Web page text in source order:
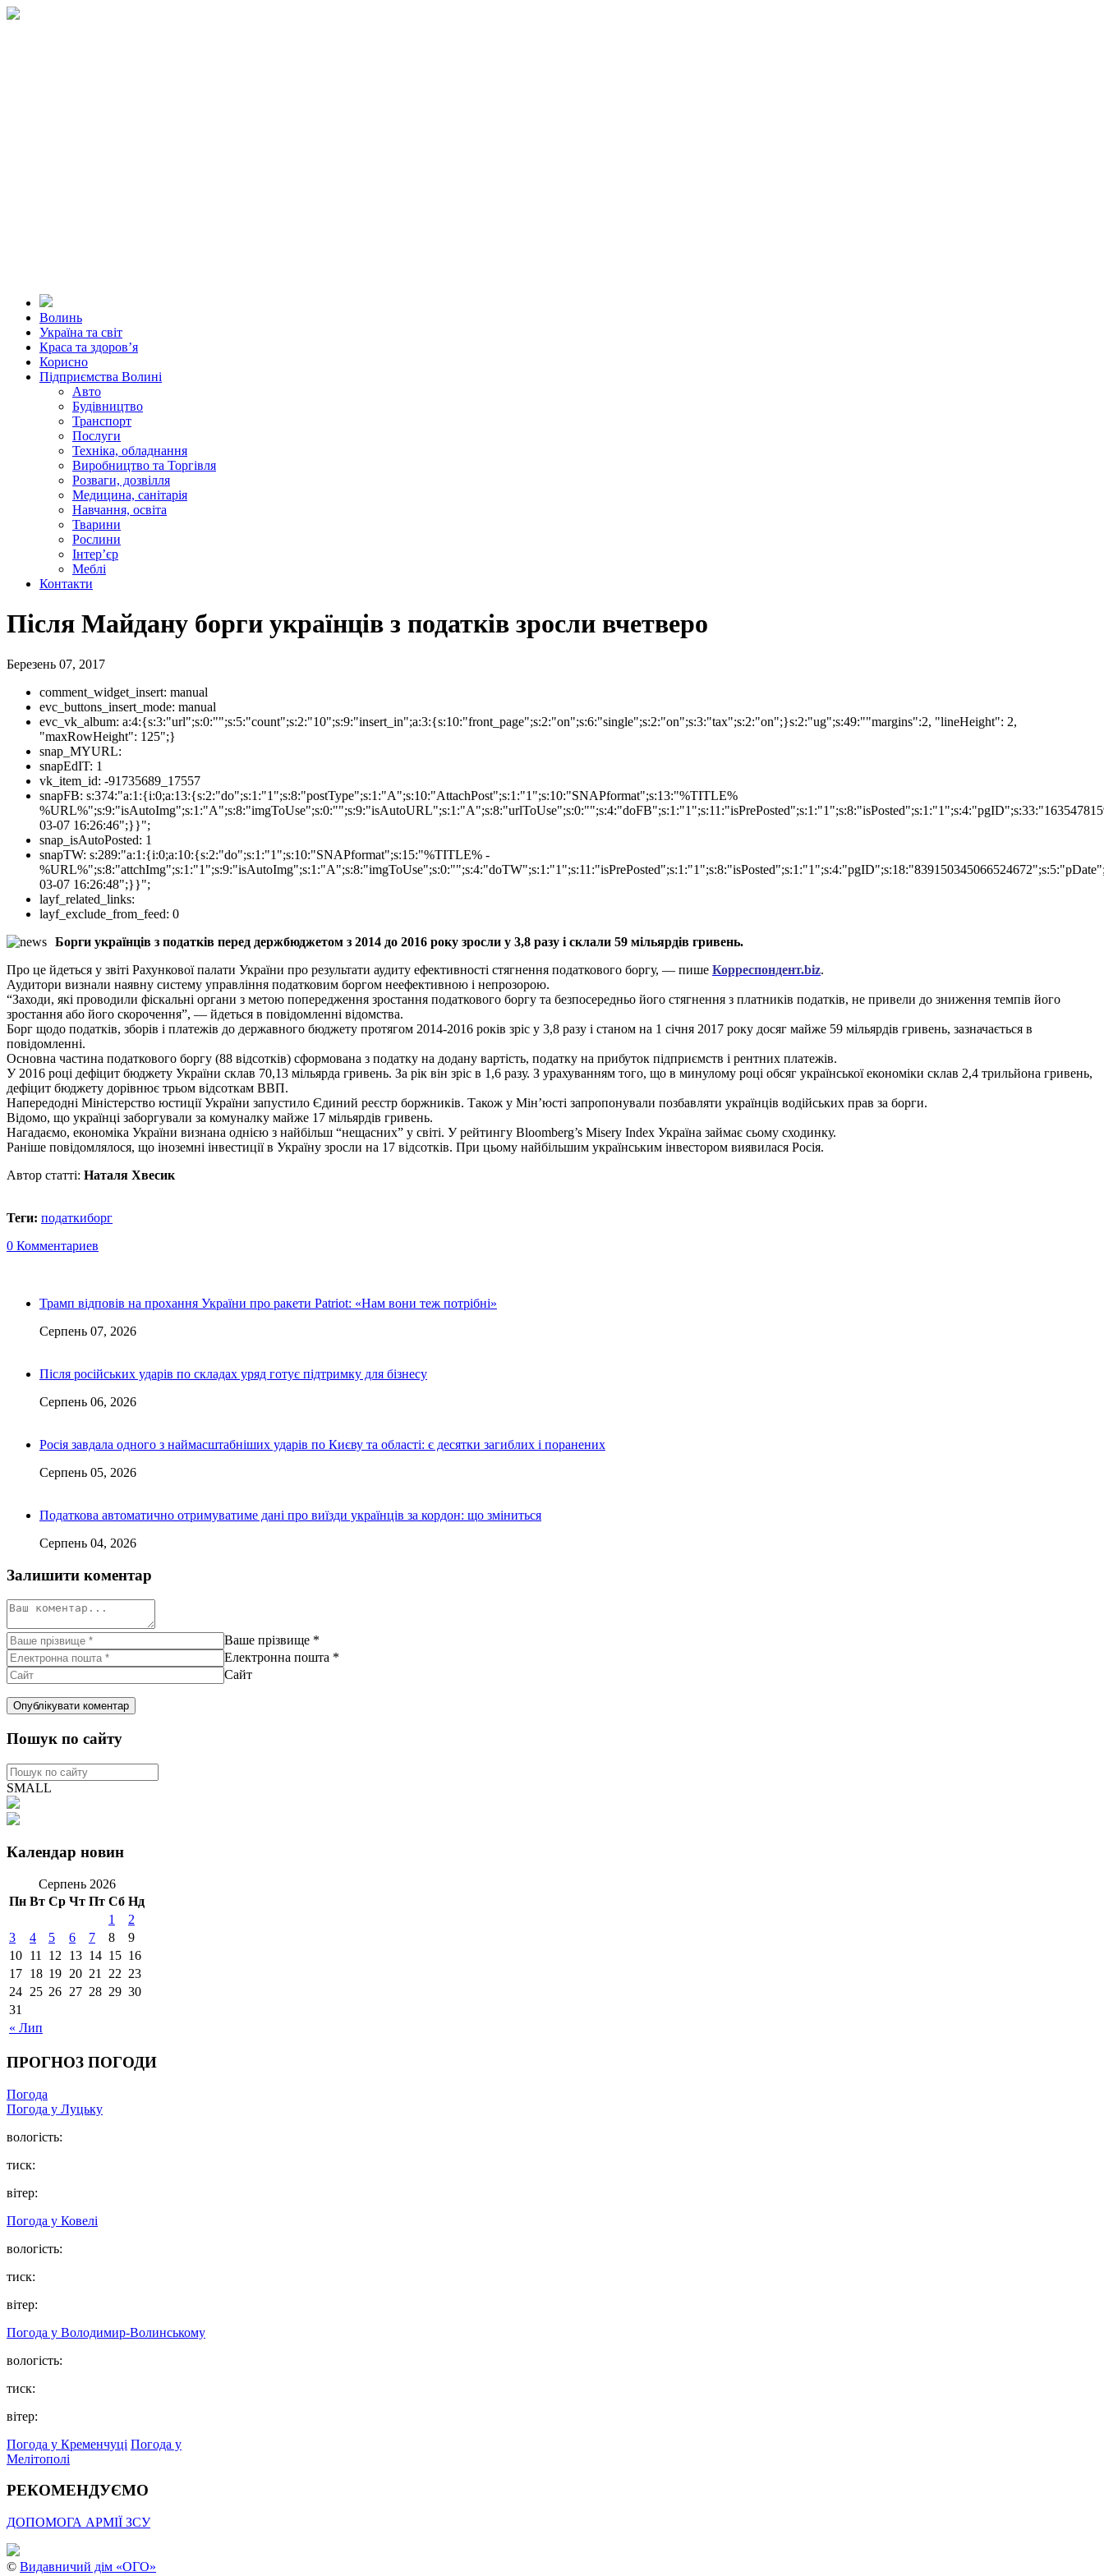
Волинь
Україна та світ
Краса та здоров’я
Корисно
Підприємства Волині
Авто
Будівництво
Транспорт
Послуги
Техніка, обладнання
Виробництво та Торгівля
Розваги, дозвілля
Медицина, санітарія
Навчання, освіта
Тварини
Рослини
Інтер’єр
Меблі
Контакти
Після Майдану борги українців з податків зросли вчетверо
Березень 07, 2017
comment_widget_insert: manual
evc_buttons_insert_mode: manual
evc_vk_album: a:4:{s:3:"url";s:0:"";s:5:"count";s:2:"10";s:9:"insert_in";a:3:{s:10:"front_page";s:2:"on";s:6:"single";s:2:"on";s:3:"tax";s:2:"on";}s:2:"ug";s:49:""margins":2, "lineHeight": 2,
"maxRowHeight": 125";}
snap_MYURL:
snapEdIT: 1
vk_item_id: -91735689_17557
snapFB: s:374:"a:1:{i:0;a:13:{s:2:"do";s:1:"1";s:8:"postType";s:1:"A";s:10:"AttachPost";s:1:"1";s:10:"SNAPformat";s:13:"%TITLE%
03-07 16:26:46";}}";
snap_isAutoPosted: 1
snapTW: s:289:"a:1:{i:0;a:10:{s:2:"do";s:1:"1";s:10:"SNAPformat";s:15:"%TITLE% -
03-07 16:26:48";}}";
layf_related_links:
layf_exclude_from_feed: 0
Борги українців з податків перед держбюджетом з 2014 до 2016 року зросли у 3,8 разу і склали 59 мільярдів гривень.
Про це йдеться у звіті Рахункової палати України про результати аудиту ефективності стягнення податкового боргу, — пише Корреспондент.biz.
Аудитори визнали наявну систему управління податковим боргом неефективною і непрозорою.
“Заходи, які проводили фіскальні органи з метою попередження зростання податкового боргу та безпосередньо його стягнення з платників податків, не привели до зниження темпів його
зростання або його скорочення”, — йдеться в повідомленні відомства.
Борг щодо податків, зборів і платежів до державного бюджету протягом 2014-2016 років зріс у 3,8 разу і станом на 1 січня 2017 року досяг майже 59 мільярдів гривень, зазначається в
повідомленні.
Основна частина податкового боргу (88 відсотків) сформована з податку на додану вартість, податку на прибуток підприємств і рентних платежів.
У 2016 році дефіцит бюджету України склав 70,13 мільярда гривень. За рік він зріс в 1,6 разу. З урахуванням того, що в минулому році обсяг української економіки склав 2,4 трильйона гривень,
дефіцит бюджету дорівнює трьом відсоткам ВВП.
Напередодні Міністерство юстиції України запустило Єдиний реєстр боржників. Також у Мін’юсті запропонували позбавляти українців водійських прав за борги.
Відомо, що українці заборгували за комуналку майже 17 мільярдів гривень.
Нагадаємо, економіка України визнана однією з найбільш “нещасних” у світі. У рейтингу Bloomberg’s Misery Index Україна займає сьому сходинку.
Раніше повідомлялося, що іноземні інвестиції в Україну зросли на 17 відсотків. При цьому найбільшим українським інвестором виявилася Росія.
Автор статті: Наталя Хвесик
Теги: податкиборг
0 Комментариев
Трамп відповів на прохання України про ракети Patriot: «Нам вони теж потрібні»
Серпень 07, 2026
Після російських ударів по складах уряд готує підтримку для бізнесу
Серпень 06, 2026
Росія завдала одного з наймасштабніших ударів по Києву та області: є десятки загиблих і поранених
Серпень 05, 2026
Податкова автоматично отримуватиме дані про виїзди українців за кордон: що зміниться
Серпень 04, 2026
Залишити коментар
Ваше прізвище *
Електронна пошта *
Сайт
Пошук по сайту
SMALL
Календар новин
Серпень 2026
Пн Вт Ср Чт Пт Сб Нд
« Лип
1
2
3
4 5 6 7 8
9
10 11 12 13 14 15 16
17 18 19 20 21 22 23
24 25 26 27 28 29 30
31
ПРОГНОЗ ПОГОДИ
Погода
Погода у Луцьку
вологість:
тиск:
вітер:
Погода у Ковелі
вологість:
тиск:
вітер:
Погода у Володимир-Волинському
вологість:
тиск:
вітер:
Погода у Кременчуці Погода у
Мелітополі
РЕКОМЕНДУЄМО
ДОПОМОГА АРМІЇ ЗСУ
© Видавничий дім «ОГО»